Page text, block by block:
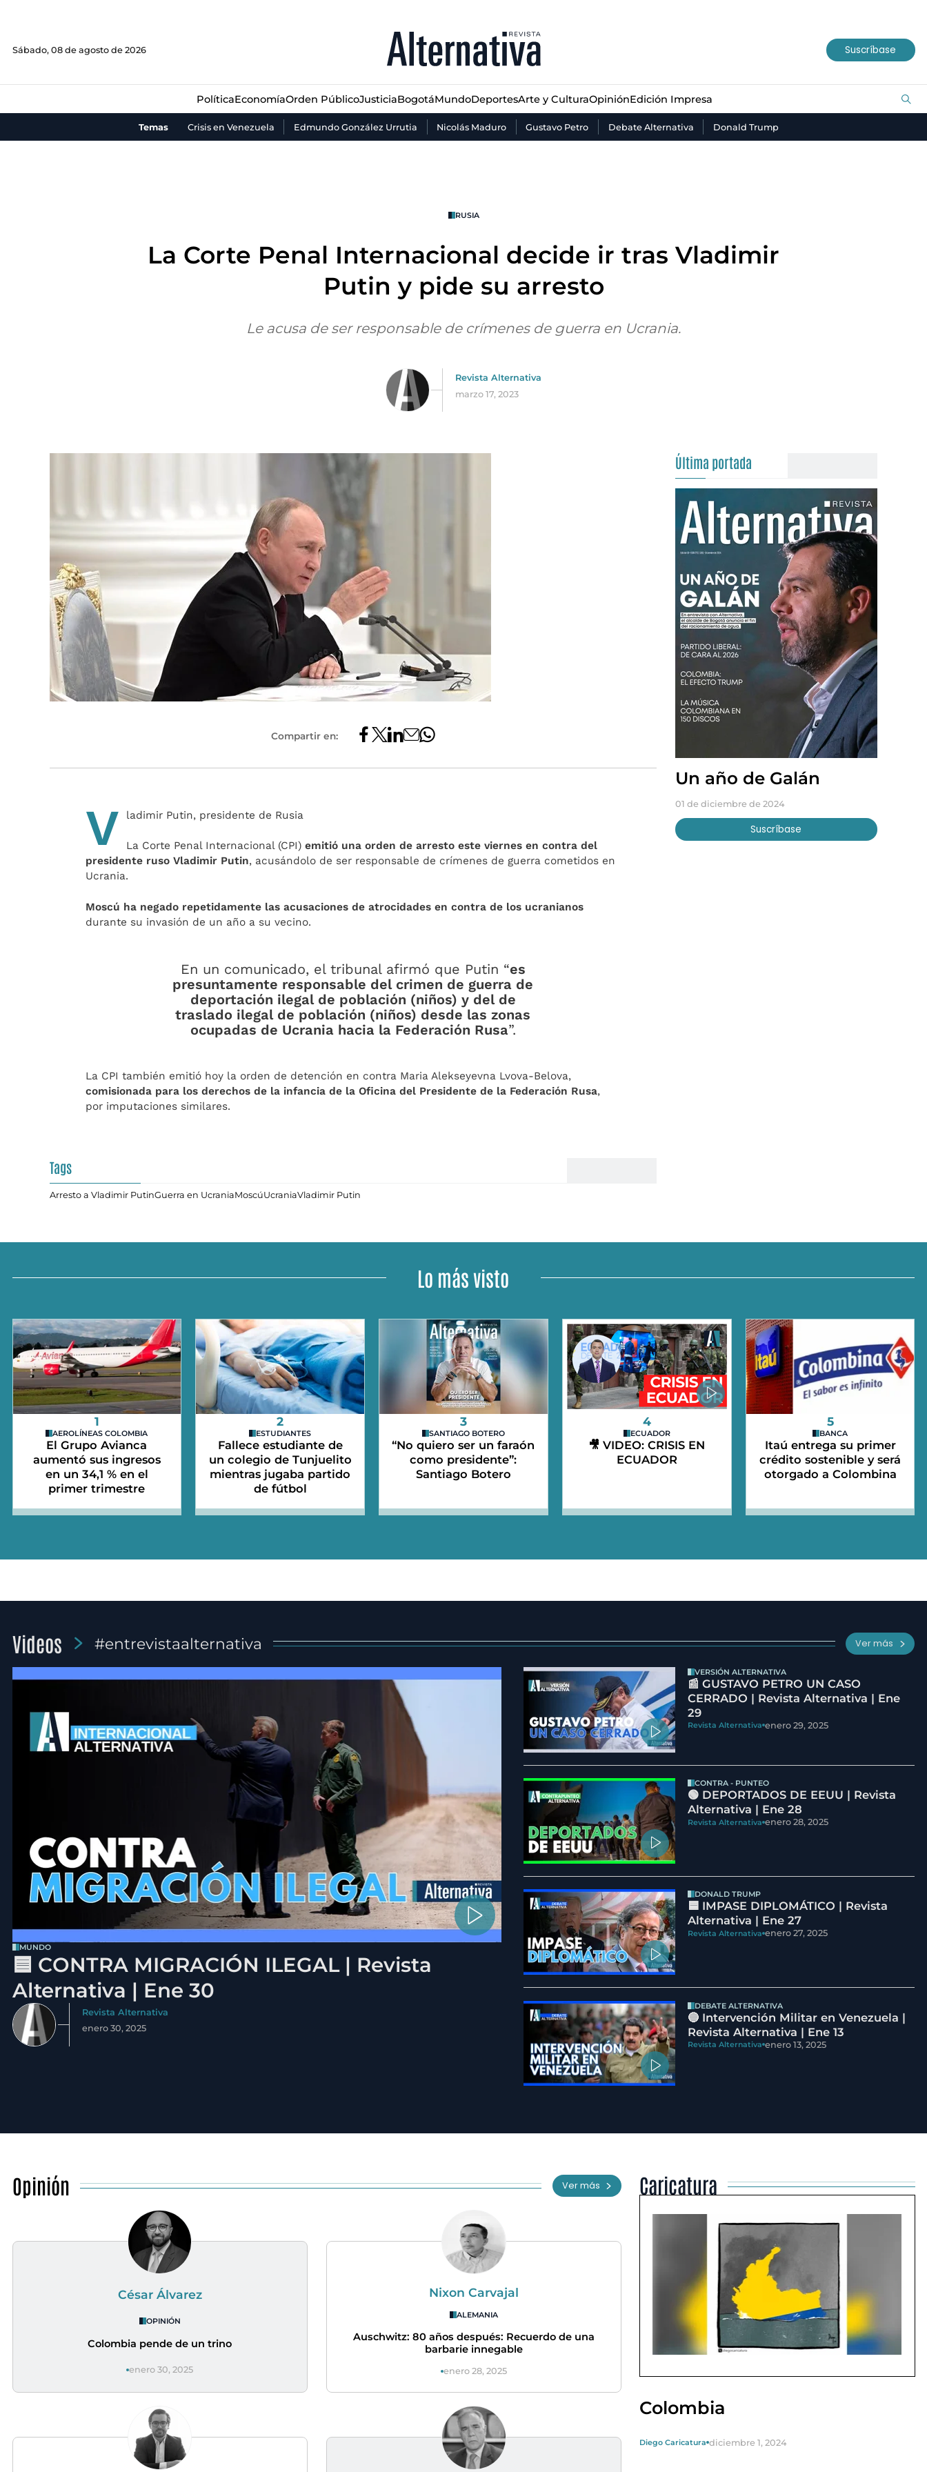
Sábado, 08 de agosto de 2026 Suscríbase
PolíticaEconomíaOrden PúblicoJusticiaBogotáMundoDeportesArte y CulturaOpiniónEdición Impresa
Temas Crisis en Venezuela Edmundo González Urrutia Nicolás Maduro Gustavo Petro Debate Alternativa Donald Trump
JusticiaBogotáMundo Deportes Arte y Cultura
RUSIA
La Corte Penal Internacional decide ir tras Vladimir
Putin y pide su arresto
Le acusa de ser responsable de crímenes de guerra en Ucrania.
Revista Alternativa
marzo 17, 2023
Compartir en:
V ladimir Putin, presidente de Rusia
La Corte Penal Internacional (CPI)emitió una orden de arresto este viernes en contra del
presidente ruso Vladimir Putin, acusándolo de ser responsable de crímenes de guerra cometidos en
Ucrania.
Moscú ha negado repetidamente las acusaciones de atrocidades en contra de los ucranianos
durante su invasión de un año a su vecino.
En un comunicado, el tribunal afirmó que Putin “es
presuntamente responsable del crimen de guerra de
deportación ilegal de población (niños) y del de
traslado ilegal de población (niños) desde las zonas
ocupadas de Ucrania hacia la Federación Rusa”.
La CPI también emitió hoy la orden de detención en contra Maria Alekseyevna Lvova-Belova,
comisionada para los derechos de la infancia de la Oficina del Presidente de la Federación Rusa,
por imputaciones similares.
Tags
Arresto a Vladimir PutinGuerra en UcraniaMoscúUcraniaVladimir Putin
Última portada
Un año de Galán
01 de diciembre de 2024
Suscríbase
Lo más visto
1
AEROLÍNEAS COLOMBIA
El Grupo Avianca
aumentó sus ingresos
en un 34,1 % en el
primer trimestre
2
ESTUDIANTES
Fallece estudiante de
un colegio de Tunjuelito
mientras jugaba partido
de fútbol
3
SANTIAGO BOTERO
“No quiero ser un faraón
como presidente”:
Santiago Botero
4
ECUADOR
🎥 VIDEO: CRISIS EN
ECUADOR
5
BANCA
Itaú entrega su primer
crédito sostenible y será
otorgado a Colombina
Videos #entrevistaalternativa Ver más
MUNDO
🟦 CONTRA MIGRACIÓN ILEGAL | Revista
Alternativa | Ene 30
Revista Alternativa
enero 30, 2025
VERSIÓN ALTERNATIVA
📰 GUSTAVO PETRO UN CASO
CERRADO | Revista Alternativa | Ene
29
Revista Alternativa enero 29, 2025
CONTRA - PUNTEO
🟢 DEPORTADOS DE EEUU | Revista
Alternativa | Ene 28
Revista Alternativa enero 28, 2025
DONALD TRUMP
🟦 IMPASE DIPLOMÁTICO | Revista
Alternativa | Ene 27
Revista Alternativa enero 27, 2025
DEBATE ALTERNATIVA
🔵 Intervención Militar en Venezuela |
Revista Alternativa | Ene 13
Revista Alternativa enero 13, 2025
Opinión Ver más
César Álvarez
OPINIÓN
Colombia pende de un trino
enero 30, 2025
Nixon Carvajal
ALEMANIA
Auschwitz: 80 años después: Recuerdo de una
barbarie innegable
enero 28, 2025
Caricatura
Colombia
Diego Caricatura diciembre 1, 2024